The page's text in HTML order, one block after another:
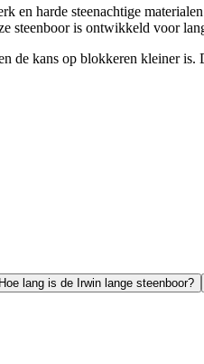
harde steenachtige
steenboor is ontwikkeld voor
de kans op blokkeren kleiner
Hoe lang is de Irwin lange steenboor?